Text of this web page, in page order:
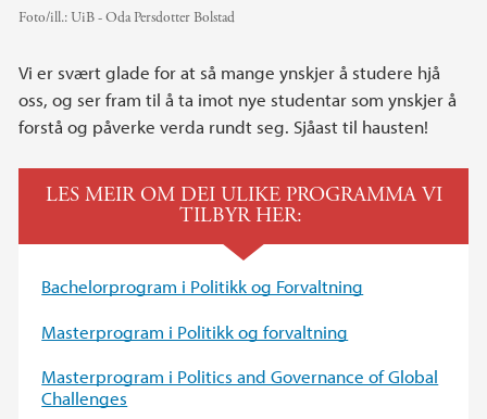
Foto/ill.:UiB - Oda Persdotter Bolstad
Vi er svært glade for at så mange ynskjer å studere hjå
oss, og ser fram til å ta imot nye studentar som ynskjer å
forstå og påverke verda rundt seg. Sjåast til hausten!
LES MEIR OM DEI ULIKE PROGRAMMA VI
TILBYR HER:
Bachelorprogram i Politikk og Forvaltning
Masterprogram i Politikk og forvaltning
Masterprogram i Politics and Governance of Global
Challenges